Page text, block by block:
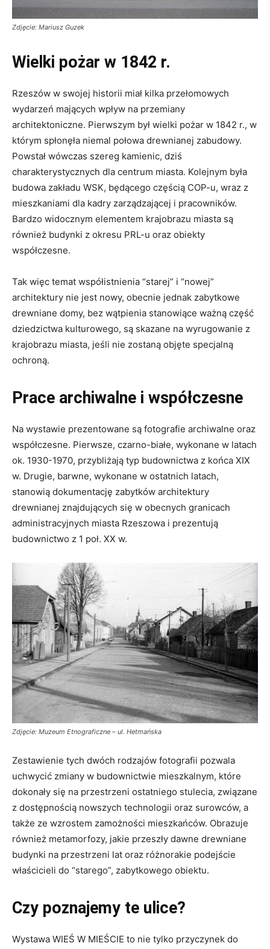
Zdjęcie: Mariusz Guzek
Wielki pożar w 1842 r.
Rzeszów w swojej historii miał kilka przełomowych
wydarzeń mających wpływ na przemiany
architektoniczne. Pierwszym był wielki pożar w 1842 r., w
którym spłonęła niemal połowa drewnianej zabudowy.
Powstał wówczas szereg kamienic, dziś
charakterystycznych dla centrum miasta. Kolejnym była
budowa zakładu WSK, będącego częścią COP-u, wraz z
mieszkaniami dla kadry zarządzającej i pracowników.
Bardzo widocznym elementem krajobrazu miasta są
również budynki z okresu PRL-u oraz obiekty
współczesne.
Tak więc temat współistnienia “starej” i “nowej”
architektury nie jest nowy, obecnie jednak zabytkowe
drewniane domy, bez wątpienia stanowiące ważną część
dziedzictwa kulturowego, są skazane na wyrugowanie z
krajobrazu miasta, jeśli nie zostaną objęte specjalną
ochroną.
Prace archiwalne i współczesne
Na wystawie prezentowane są fotografie archiwalne oraz
współczesne. Pierwsze, czarno-białe, wykonane w latach
ok. 1930-1970, przybliżają typ budownictwa z końca XIX
w. Drugie, barwne, wykonane w ostatnich latach,
stanowią dokumentację zabytków architektury
drewnianej znajdujących się w obecnych granicach
administracyjnych miasta Rzeszowa i prezentują
budownictwo z 1 poł. XX w.
Zdjęcie: Muzeum Etnograficzne – ul. Hetmańska
Zestawienie tych dwóch rodzajów fotografii pozwala
uchwycić zmiany w budownictwie mieszkalnym, które
dokonały się na przestrzeni ostatniego stulecia, związane
z dostępnością nowszych technologii oraz surowców, a
także ze wzrostem zamożności mieszkańców. Obrazuje
również metamorfozy, jakie przeszły dawne drewniane
budynki na przestrzeni lat oraz różnorakie podejście
właścicieli do “starego”, zabytkowego obiektu.
Czy poznajemy te ulice?
Wystawa WIEŚ W MIEŚCIE to nie tylko przyczynek do